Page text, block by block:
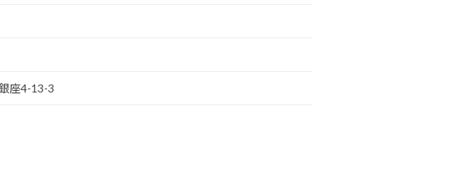
座4-13-3